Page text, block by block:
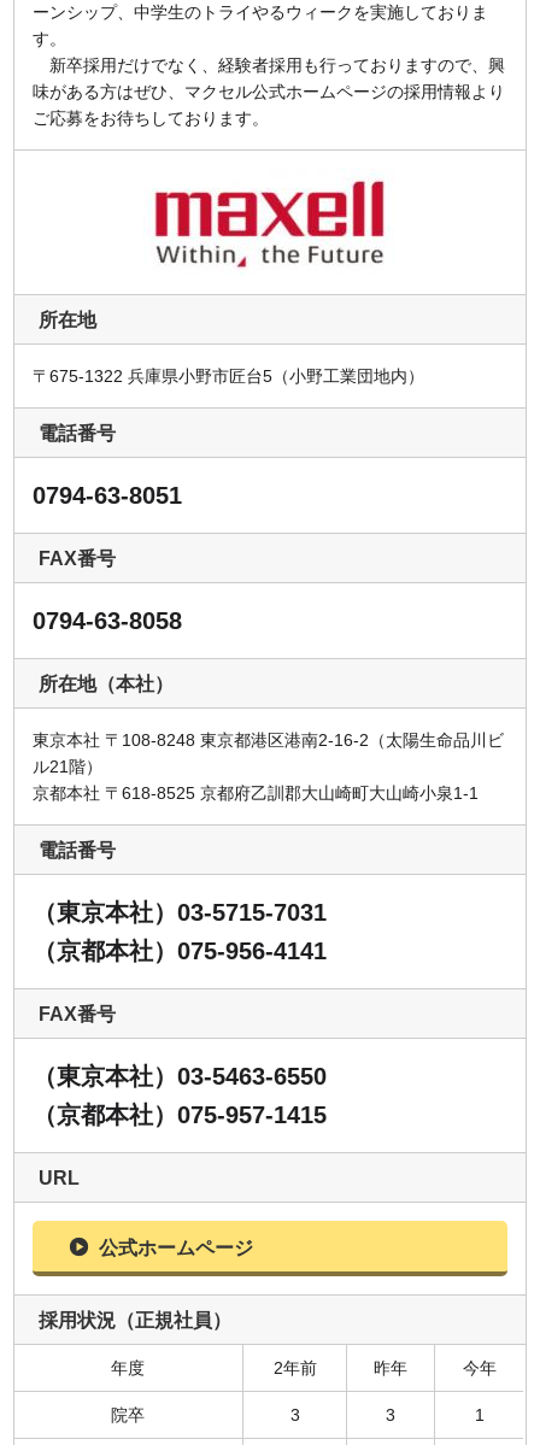
ーンシップ、中学生のトライやるウィークを実施しておりま
す。
新卒採用だけでなく、経験者採用も行っておりますので、興
味がある方はぜひ、マクセル公式ホームページの採用情報より
ご応募をお待ちしております。
所在地
〒675-1322 兵庫県小野市匠台5（小野工業団地内）
電話番号
0794-63-8051
FAX番号
0794-63-8058
所在地（本社）
東京本社 〒108-8248 東京都港区港南2-16-2（太陽生命品川ビ
ル21階）
京都本社 〒618-8525 京都府乙訓郡大山崎町大山崎小泉1-1
電話番号
（東京本社）03-5715-7031
（京都本社）075-956-4141
FAX番号
（東京本社）03-5463-6550
（京都本社）075-957-1415
URL
公式ホームページ
採用状況（正規社員）
年度 2年前 昨年 今年
院卒 3 3 1